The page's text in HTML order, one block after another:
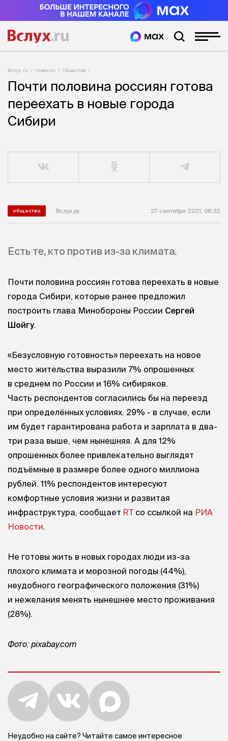
Вслух.ru Новости Общество
Почти половина россиян готова
переехать в новые города
Сибири
общество Вслух.ру 27 сентября 2021, 08:32
Есть те, кто против из-за климата.
Почти половина россиян готова переехать в новые
города Сибири, которые ранее предложил
построить глава Минобороны России Сергей
Шойгу.
«Безусловную готовность» переехать на новое
место жительства выразили 7% опрошенных
в среднем по России и 16% сибиряков.
Часть респондентов согласились бы на переезд
при определённых условиях. 29% - в случае, если
им будет гарантирована работа и зарплата в два-
три раза выше, чем нынешняя. А для 12%
опрошенных более привлекательно выглядят
подъёмные в размере более одного миллиона
рублей. 11% респондентов интересуют
комфортные условия жизни и развитая
инфраструктура, сообщает RT со ссылкой на РИА
Новости.
Не готовы жить в новых городах люди из-за
плохого климата и морозной погоды (44%),
неудобного географического положения (31%)
и нежелания менять нынешнее место проживания
(28%).
Фото: pixabay.com
Неудобно на сайте? Читайте самое интересное